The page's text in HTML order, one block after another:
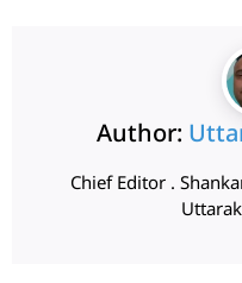
Author:
Chief Editor .